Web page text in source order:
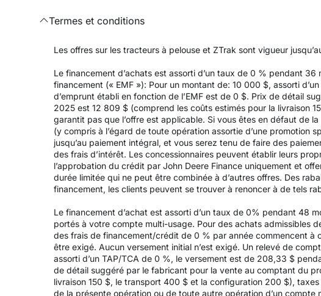
Termes et conditions
Les offres sur les tracteurs à pelouse et ZTrak sont vigueur
Le financement d’achats est assorti d’un taux de 0 % pendant
financement (« EMF »): Pour un montant de: 10 000 $, assorti
d’emprunt établi en fonction de l’EMF est de 0 $. Prix de détail
2025 est 12 809 $ (comprend les coûts estimés pour la livraison
garantit pas que l’offre est applicable. Si vous êtes en défaut de
(y compris à l’égard de toute opération assortie d’une
jusqu’au paiement intégral, et vous serez tenu de faire des
des frais d’intérêt. Les concessionnaires peuvent établir leurs
l’approbation du crédit par John Deere Finance uniquement et
durée limitée qui ne peut être combinée à d’autres offres. Des
financement, les clients peuvent se trouver à renoncer à de tels
Le financement d’achat est assorti d’un taux de 0% pendant 48
portés à votre compte multi-usage. Pour des achats admissibles
des frais de financement/crédit de 0 % par année commencent à
être exigé. Aucun versement initial n’est exigé. Un relevé de
assorti d’un TAP/TCA de 0 %, le versement est de 208,33 $
de détail suggéré par le fabricant pour la vente au comptant du
livraison 150 $, le transport 400 $ et la configuration 200 $),
de la présente opération ou de toute autre opération d’un compte